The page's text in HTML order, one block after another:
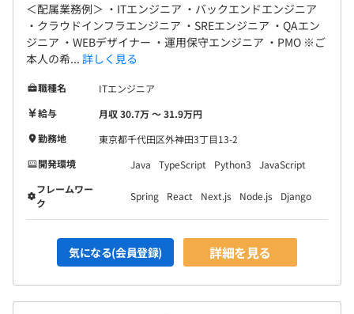
＜配属業務例＞ ・ITエンジニア ・バックエンドエンジニア
・クラウドインフラエンジニア ・SREエンジニア ・QAエン
ジニア ・WEBデザイナー ・運用保守エンジニア ・PMO ※ご
本人の希... 詳しく見る
職種名
ITエンジニア
給与
月収 30.7万 〜 31.9万円
勤務地
東京都千代田区外神田3丁目13-2
開発環境
Java TypeScript Python3
JavaScript
フレームワー
ク
Spring React Next.js Node.js Django
気になる(会員登録) 詳細を見る